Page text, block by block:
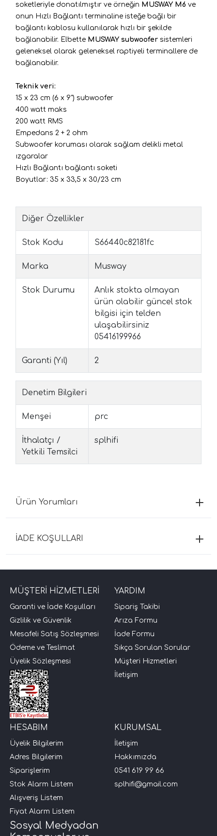
soketleriyle donatılmıştır ve örneğin MUSWAY M6 ve
onun Hızlı Bağlantı terminaline isteğe bağlı bir
bağlantı kablosu kullanılarak hızlı bir şekilde
bağlanabilir. Elbette MUSWAY subwoofer sistemleri
geleneksel olarak geleneksel raptiyeli terminallere de
bağlanabilir.
Teknik veri:
15 x 23 cm (6 x 9") subwoofer
400 watt maks
200 watt RMS
Empedans 2 + 2 ohm
Subwoofer koruması olarak sağlam delikli metal
ızgaralar
Hızlı Bağlantı bağlantı soketi
Boyutlar: 35 x 33,5 x 30/23 cm
Diğer Özellikler
Stok Kodu S66440c82181fc
Marka Musway
Stok Durumu
Anlık stokta olmayan
ürün olabilir güncel stok
bilgisi için telden
ulaşabilirsiniz
05416199966
Garanti (Yıl) 2
Denetim Bilgileri
Menşei prc
İthalatçı /
Yetkili Temsilci
splhifi
Ürün Yorumları
İADE KOŞULLARI
MÜŞTERİ HİZMETLERİ
Garanti ve İade Koşulları
Gizlilik ve Güvenlik
Mesafeli Satış Sözleşmesi
Ödeme ve Teslimat
Üyelik Sözleşmesi
YARDIM
Sipariş Takibi
Arıza Formu
İade Formu
Sıkça Sorulan Sorular
Müşteri Hizmetleri
İletişim
HESABIM
Üyelik Bilgilerim
Adres Bilgilerim
Siparişlerim
Stok Alarm Listem
Alışveriş Listem
Fiyat Alarm Listem
KURUMSAL
İletişim
Hakkımızda
0541 619 99 66
splhifi@gmail.com
Sosyal Medyadan